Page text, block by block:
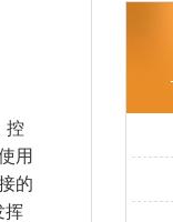
控
用
的
挥